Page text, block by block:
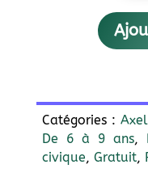
Catégories :
De 6 à 9 ans,
civique, Gratuit,